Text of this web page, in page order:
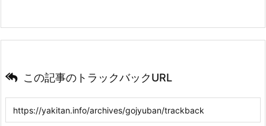
この記事のトラックバックURL